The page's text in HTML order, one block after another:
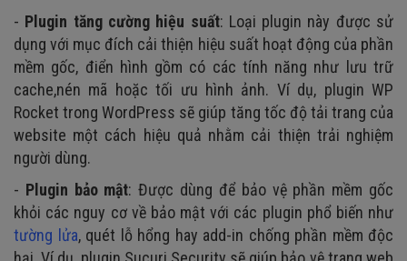
- Plugin tăng cường hiệu suất: Loại plugin này được sử
dụng với mục đích cải thiện hiệu suất hoạt động của phần
mềm gốc, điển hình gồm có các tính năng như lưu trữ
cache,nén mã hoặc tối ưu hình ảnh. Ví dụ, plugin WP
Rocket trong WordPress sẽ giúp tăng tốc độ tải trang của
website một cách hiệu quả nhằm cải thiện trải nghiệm
người dùng.
- Plugin bảo mật: Được dùng để bảo vệ phần mềm gốc
khỏi các nguy cơ về bảo mật với các plugin phổ biến như
tường lửa, quét lỗ hổng hay add-in chống phần mềm độc